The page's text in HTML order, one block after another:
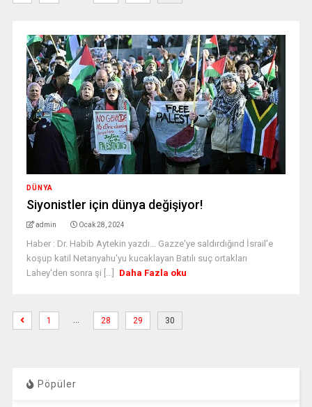
DÜNYA
Siyonistler için dünya değişiyor!
admin Ocak 28, 2024
Haber : Dr. Habib Aytekin yazdı... Gazze'ye saldırdığınd İsrail'e
koşup katil Netanyahu'yu kucaklayan Batılı suç ortakları
Lahey'den sonra şi [...]
Daha Fazla oku
1 … 28 29 30
Pöpüler